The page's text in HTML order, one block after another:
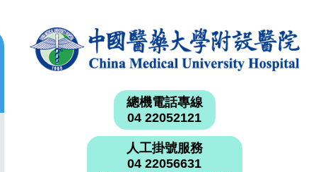
總機電話專線
04 22052121
人工掛號服務
04 22056631